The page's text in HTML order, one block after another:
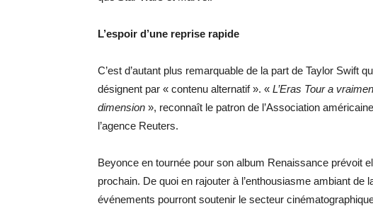
L’espoir d’une reprise rapide
C’est d’autant plus remarquable de la part de Taylor Swift
désignent par « contenu alternatif ». « L’Eras Tour a
dimension », reconnaît le patron de l’Association
l’agence Reuters.
Beyonce en tournée pour son album Renaissance prévoit
prochain. De quoi en rajouter à l’enthousiasme ambiant
événements pourront soutenir le secteur